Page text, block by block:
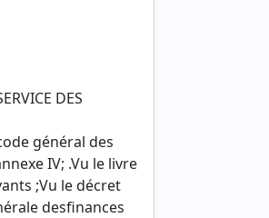
DES
général des
IV; .Vu le livre
;Vu le décret
desfinances